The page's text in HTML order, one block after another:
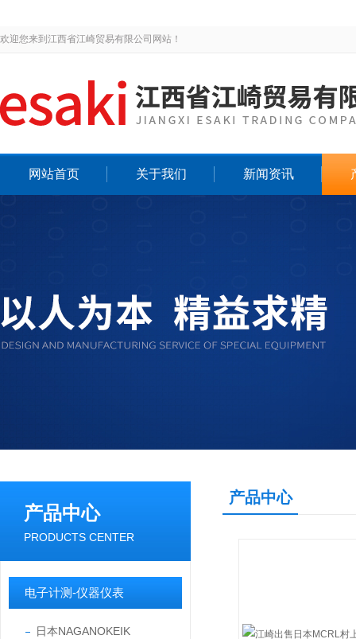
欢迎您来到江西省江崎贸易有限公司网站！
网站首页 关于我们 新闻资讯
产品中心
PRODUCTS CENTER
电子计测-仪器仪表
日本NAGANOKEIK
产品中心